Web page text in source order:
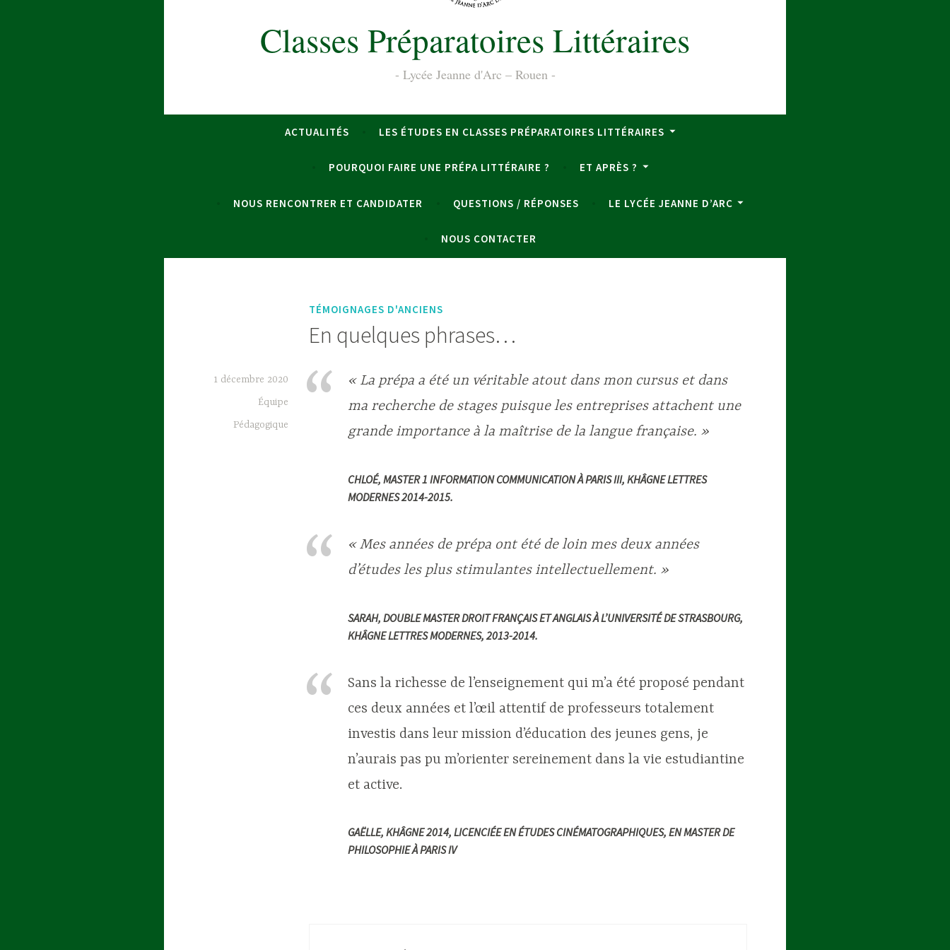
Classes Préparatoires Littéraires
Lycée Jeanne d'Arc – Rouen
ACTUALITÉS LES ÉTUDES EN CLASSES PRÉPARATOIRES LITTÉRAIRES
POURQUOI FAIRE UNE PRÉPA LITTÉRAIRE ? ET APRÈS ?
NOUS RENCONTRER ET CANDIDATER QUESTIONS / RÉPONSES LE LYCÉE JEANNE D’ARC
NOUS CONTACTER
TÉMOIGNAGES D'ANCIENS
En quelques phrases…
1 décembre 2020
Équipe
Pédagogique
« La prépa a été un véritable atout dans mon cursus et dans
ma recherche de stages puisque les entreprises attachent une
grande importance à la maîtrise de la langue française. »
CHLOÉ,MASTER 1 INFORMATION COMMUNICATION À PARIS III, KHÂGNE LETTRES
MODERNES 2014-2015.
« Mes années de prépa ont été de loin mes deux années
d’études les plus stimulantes intellectuellement. »
SARAH,DOUBLEMASTER DROIT FRANÇAIS ET ANGLAIS À L’UNIVERSITÉ DE STRASBOURG,
KHÂGNE LETTRES MODERNES, 2013-2014.
Sans la richesse de l’enseignement qui m’a été proposé pendant
ces deux années et l’œil attentif de professeurs totalement
investis dans leur mission d’éducation des jeunes gens, je
n’aurais pas pu m’orienter sereinement dans la vie estudiantine
et active.
GAËLLE, KHÂGNE 2014, LICENCIÉE EN ÉTUDES CINÉMATOGRAPHIQUES, EN MASTER DE
PHILOSOPHIE À PARIS IV